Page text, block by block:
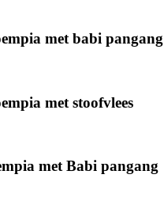
met babi pangang
met stoofvlees
met Babi pangang